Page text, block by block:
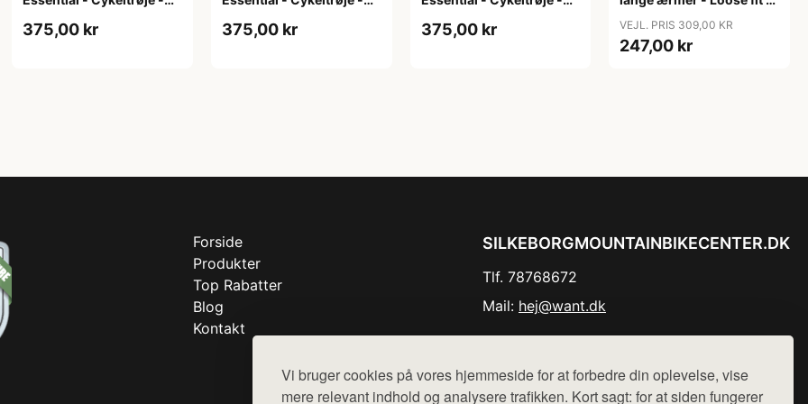
Vi bruger cookies på vores hjemmeside for at forbedre din oplevelse, vise
mere relevant indhold og analysere trafikken. Kort sagt: for at siden fungerer
375,00 kr
XL
375,00 kr
XXL
375,00 kr VEJL. PRIS 309,00 KR
247,00 kr
Forside
Produkter
Top Rabatter
Blog
Kontakt
SILKEBORGMOUNTAINBIKECENTER.DK
Tlf. 78768672
Mail: hej@want.dk